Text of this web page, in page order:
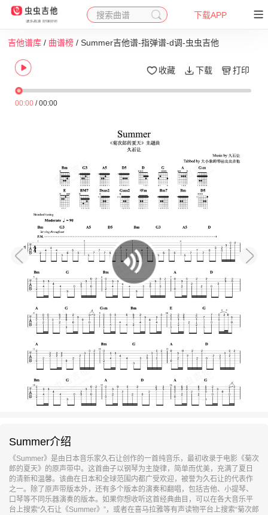
搜索曲谱 下载APP
吉他谱库 / 曲谱榜 / Summer吉他谱-指弹谱-d调-虫虫吉他
收藏 下载 打印
00:00 /00:00
Summer介绍
《Summer》是由日本音乐家久石让创作的一首纯音乐，最初收录于电影《菊次
郎的夏天》的原声带中。这首曲子以钢琴为主旋律，简单而优美，充满了夏日
的清新和温馨。该曲在日本和全球范围内都广受欢迎，被誉为久石让的代表作
之一。除了原声带版本外，还有多个版本的演奏和翻唱，包括吉他、小提琴、
口琴等不同乐器演奏的版本。如果你想收听这首经典曲目，可以在各大音乐平
台上搜索“久石让《Summer》”，或者在喜马拉雅等有声读物平台上搜索“菊次郎